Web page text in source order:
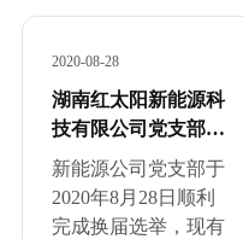
2020-08-28
湖南红太阳新能源科
技有限公司党支部介
绍...
新能源公司党支部于
2020年8月28日顺利
完成换届选举，现有